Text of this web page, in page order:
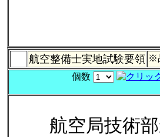
航空整備士実地試験要領 ※
個数
航空局技術